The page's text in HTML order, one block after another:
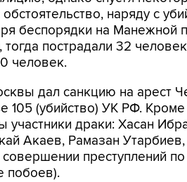
наряду с
беспорядки на Манежной
пострадали 32
человек.
дал санкцию на арест
105 (убийство) УК РФ. Кроме
участники драки: Хасан
Акаев, Рамазан
преступлений по
побоев).